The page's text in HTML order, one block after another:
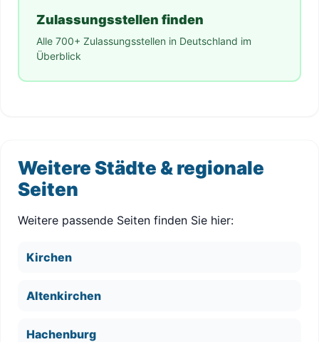
Zulassungsstellen finden
Alle 700+ Zulassungsstellen in Deutschland im
Überblick
Weitere Städte & regionale
Seiten
Weitere passende Seiten finden Sie hier:
Kirchen
Altenkirchen
Hachenburg